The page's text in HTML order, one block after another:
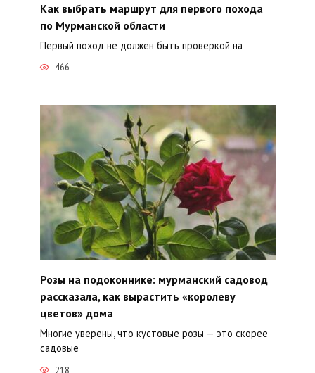
Как выбрать маршрут для первого похода
по Мурманской области
Первый поход не должен быть проверкой на
466
Розы на подоконнике: мурманский садовод
рассказала, как вырастить «королеву
цветов» дома
Многие уверены, что кустовые розы — это скорее
садовые
218